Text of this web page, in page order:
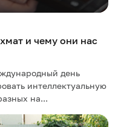
и чему они нас
день
интеллектуальную
на...